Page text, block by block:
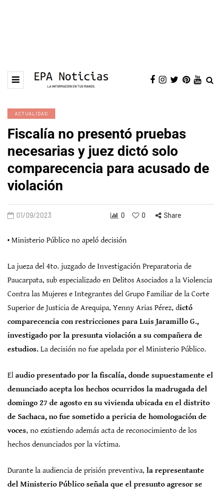
ACTUALIDAD
Fiscalía no presentó pruebas
necesarias y juez dictó solo
comparecencia para acusado de
violación
01/09/2023 0 0 Share
• Ministerio Público no apeló decisión
La jueza del 4to. juzgado de Investigación Preparatoria de
Paucarpata, sub especializado en Delitos Asociados a la Violencia
Contra las Mujeres e Integrantes del Grupo Familiar de la Corte
Superior de Justicia de Arequipa, Yenny Arias Pérez, dictó
comparecencia con restricciones para Luis Jaramillo G.,
investigado por la presunta violación a su compañera de
estudios. La decisión no fue apelada por el Ministerio Público.
El audio presentado por la fiscalía, donde supuestamente el
denunciado acepta los hechos ocurridos la madrugada del
domingo 27 de agosto en su vivienda ubicada en el distrito
de Sachaca, no fue sometido a pericia de homologación de
voces, no existiendo además acta de reconocimiento de los
hechos denunciados por la víctima.
Durante la audiencia de prisión preventiva, la representante
del Ministerio Público señala que el presunto agresor se